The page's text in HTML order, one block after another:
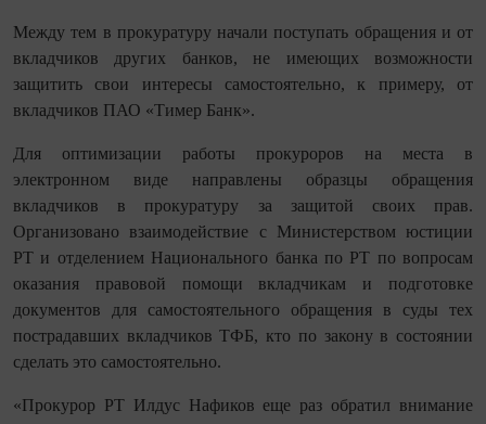
Между тем в прокуратуру начали поступать обращения и от
вкладчиков других банков, не имеющих возможности
защитить свои интересы самостоятельно, к примеру, от
вкладчиков ПАО «Тимер Банк».
Для оптимизации работы прокуроров на места в
электронном виде направлены образцы обращения
вкладчиков в прокуратуру за защитой своих прав.
Организовано взаимодействие с Министерством юстиции
РТ и отделением Национального банка по РТ по вопросам
оказания правовой помощи вкладчикам и подготовке
документов для самостоятельного обращения в суды тех
пострадавших вкладчиков ТФБ, кто по закону в состоянии
сделать это самостоятельно.
«Прокурор РТ Илдус Нафиков еще раз обратил внимание